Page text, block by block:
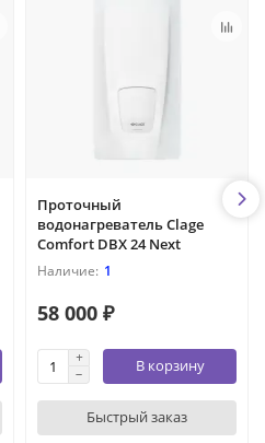
Проточный
водонагреватель Clage
Comfort DBX 24 Next
1
58 000 ₽
В корзину
Быстрый заказ